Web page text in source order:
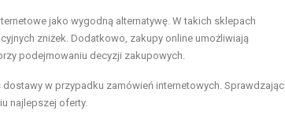
jako wygodną alternatywę. W takich sklepach
zniżek. Dodatkowo, zakupy online umożliwiają
podejmowaniu decyzji zakupowych.
w przypadku zamówień internetowych. Sprawdzając
najlepszej oferty.